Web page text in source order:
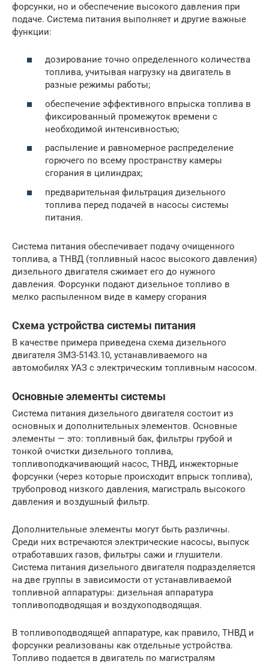
форсунки, но и обеспечение высокого давления при
подаче. Система питания выполняет и другие важные
функции:
дозирование точно определенного количества
топлива, учитывая нагрузку на двигатель в
разные режимы работы;
обеспечение эффективного впрыска топлива в
фиксированный промежуток времени с
необходимой интенсивностью;
распыление и равномерное распределение
горючего по всему пространству камеры
сгорания в цилиндрах;
предварительная фильтрация дизельного
топлива перед подачей в насосы системы
питания.
Система питания обеспечивает подачу очищенного
топлива, а ТНВД (топливный насос высокого давления)
дизельного двигателя сжимает его до нужного
давления. Форсунки подают дизельное топливо в
мелко распыленном виде в камеру сгорания
Схема устройства системы питания
В качестве примера приведена схема дизельного
двигателя ЗMЗ-5143.10, устанавливаемого на
автомобилях УАЗ с электрическим топливным насосом.
Основные элементы системы
Система питания дизельного двигателя состоит из
основных и дополнительных элементов. Основные
элементы — это: топливный бак, фильтры грубой и
тонкой очистки дизельного топлива,
топливоподкачивающий насос, ТНВД, инжекторные
форсунки (через которые происходит впрыск топлива),
трубопровод низкого давления, магистраль высокого
давления и воздушный фильтр.
Дополнительные элементы могут быть различны.
Среди них встречаются электрические насосы, выпуск
отработавших газов, фильтры сажи и глушители.
Система питания дизельного двигателя подразделяется
на две группы в зависимости от устанавливаемой
топливной аппаратуры: дизельная аппаратура
топливоподводящая и воздухоподводящая.
В топливоподводящей аппаратуре, как правило, ТНВД и
форсунки реализованы как отдельные устройства.
Топливо подается в двигатель по магистралям